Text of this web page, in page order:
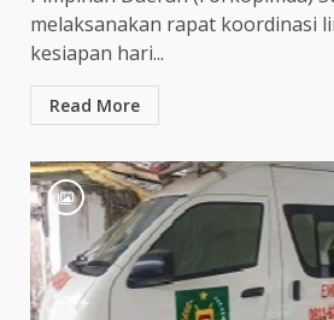
melaksanakan rapat koordinasi
kesiapan hari...
Read More